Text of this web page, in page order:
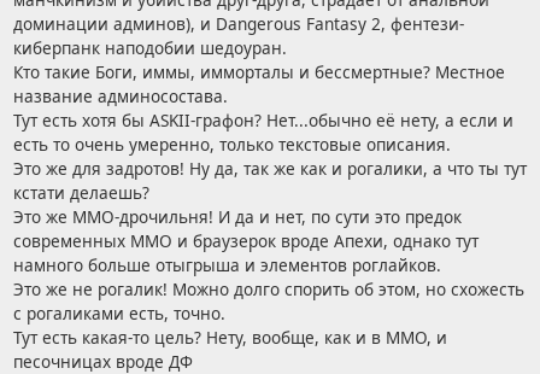
доминации админов), и Dangerous Fantasy 2, фентези-
киберпанк наподобии шедоуран.
Кто такие Боги, иммы, имморталы и бессмертные? Местное
название админосостава.
Тут есть хотя бы ASKII-графон? Нет...обычно её нету, а если и
есть то очень умеренно, только текстовые описания.
Это же для задротов! Ну да, так же как и рогалики, а что ты тут
кстати делаешь?
Это же ММО-дрочильня! И да и нет, по сути это предок
современных ММО и браузерок вроде Апехи, однако тут
намного больше отыгрыша и элементов роглайков.
Это же не рогалик! Можно долго спорить об этом, но схожесть
с рогаликами есть, точно.
Тут есть какая-то цель? Нету, вообще, как и в ММО, и
песочницах вроде ДФ